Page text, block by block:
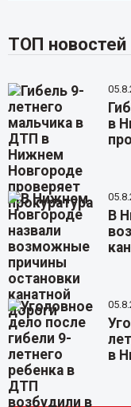
ТОП новостей
в
В
в